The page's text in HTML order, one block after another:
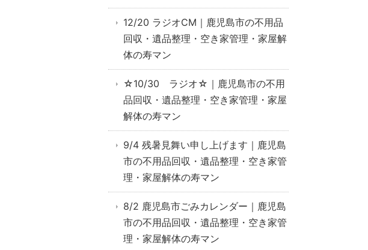
12/20 ラジオCM｜鹿児島市の不用品
回収・遺品整理・空き家管理・家屋解
体の寿マン
☆10/30 ラジオ☆｜鹿児島市の不用
品回収・遺品整理・空き家管理・家屋
解体の寿マン
9/4 残暑見舞い申し上げます｜鹿児島
市の不用品回収・遺品整理・空き家管
理・家屋解体の寿マン
8/2 鹿児島市ごみカレンダー｜鹿児島
市の不用品回収・遺品整理・空き家管
理・家屋解体の寿マン